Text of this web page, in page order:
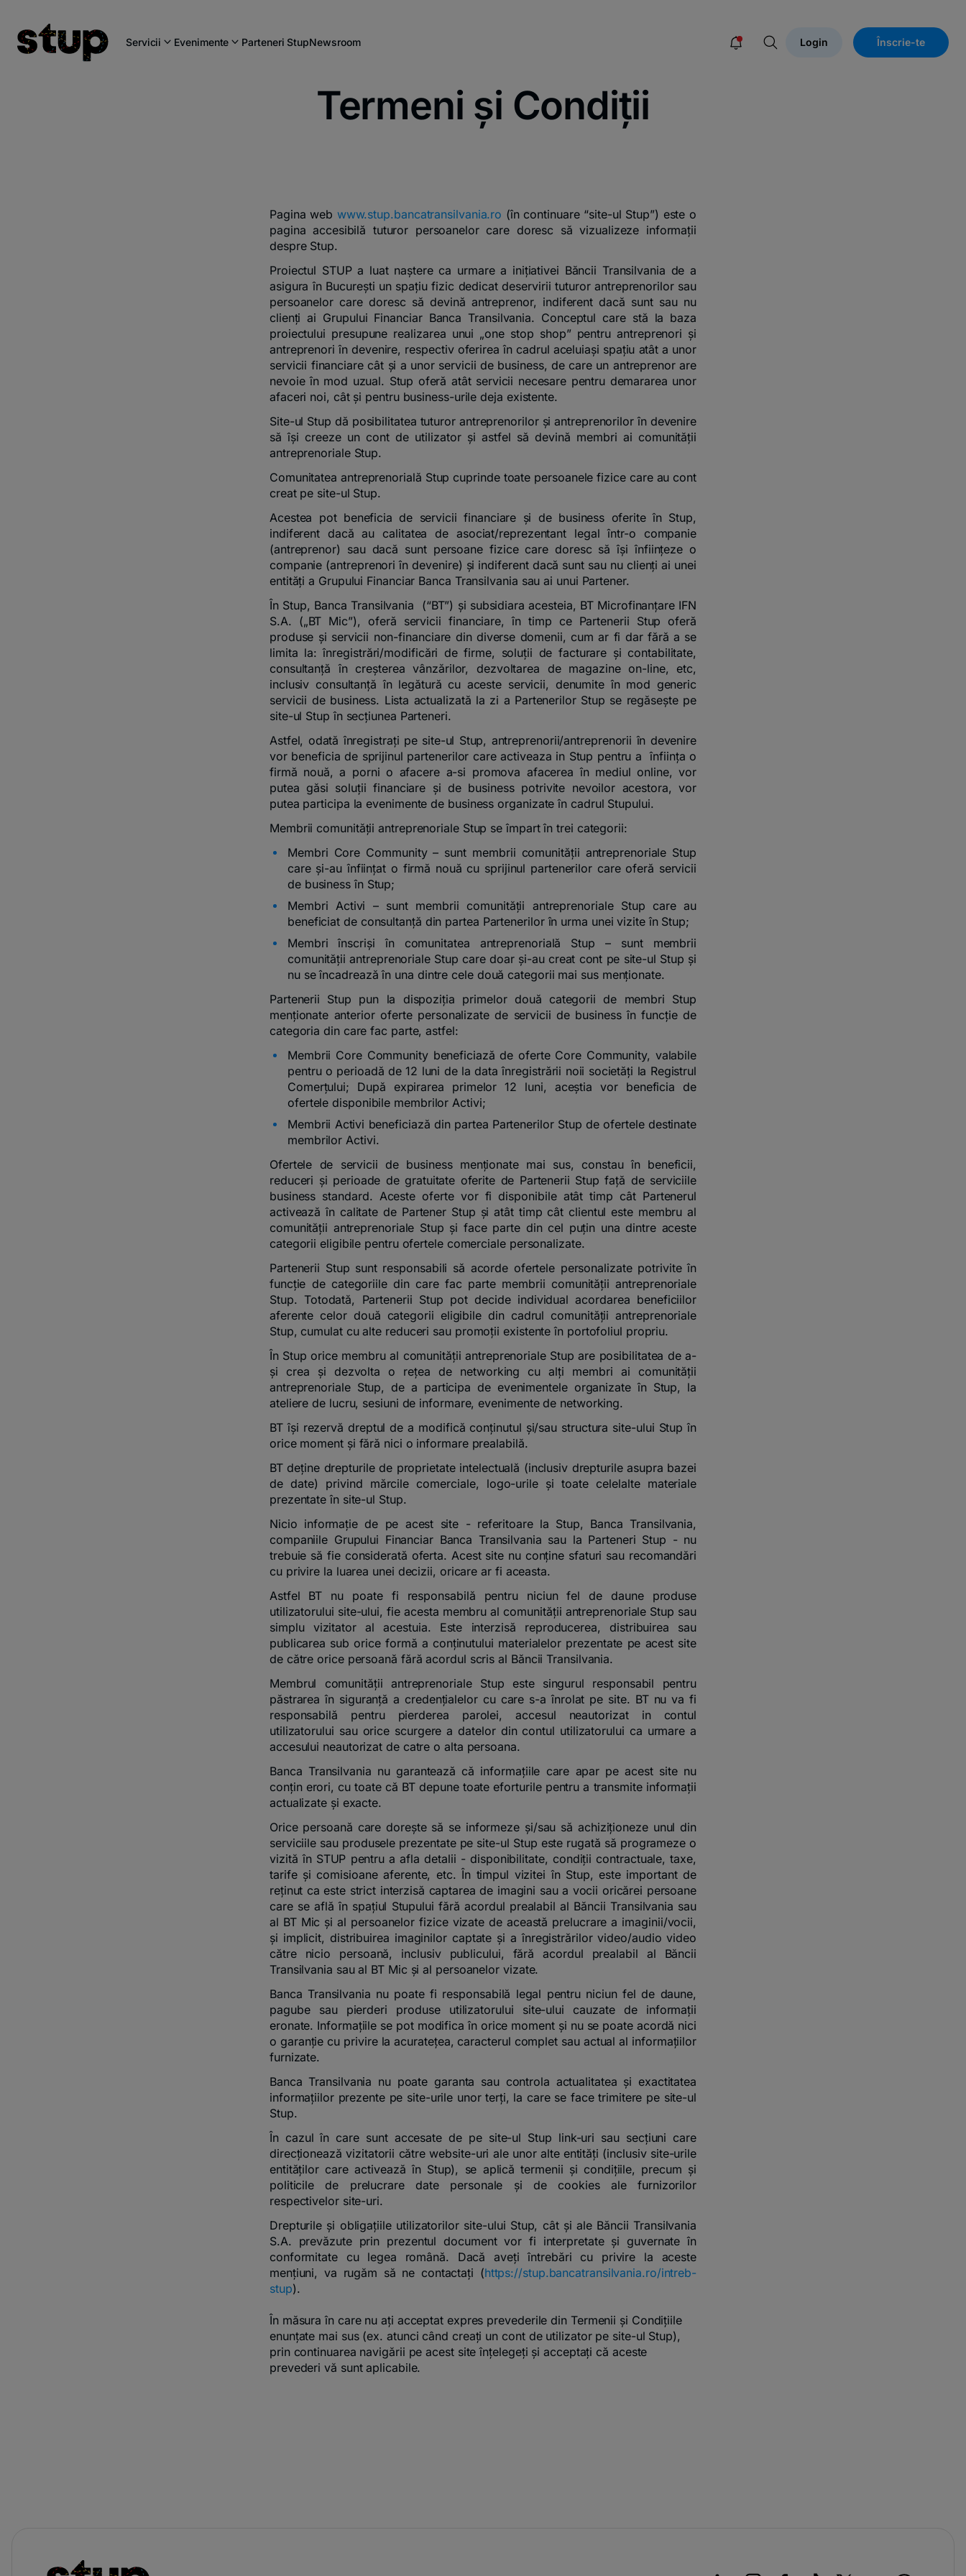
Servicii Evenimente Parteneri StupNewsroom Login Înscrie-te
Termeni și Condiții
Pagina web www.stup.bancatransilvania.ro (în continuare “site-ul Stup”) este o
pagina accesibilă tuturor persoanelor care doresc să vizualizeze informații
despre Stup.
Proiectul STUP a luat naștere ca urmare a inițiativei Băncii Transilvania de a
asigura în București un spațiu fizic dedicat deservirii tuturor antreprenorilor sau
persoanelor care doresc să devină antreprenor, indiferent dacă sunt sau nu
clienți ai Grupului Financiar Banca Transilvania. Conceptul care stă la baza
proiectului presupune realizarea unui „one stop shop” pentru antreprenori și
antreprenori în devenire, respectiv oferirea în cadrul aceluiași spațiu atât a unor
servicii financiare cât și a unor servicii de business, de care un antreprenor are
nevoie în mod uzual. Stup oferă atât servicii necesare pentru demararea unor
afaceri noi, cât și pentru business-urile deja existente.
Site-ul Stup dă posibilitatea tuturor antreprenorilor și antreprenorilor în devenire
să își creeze un cont de utilizator și astfel să devină membri ai comunității
antreprenoriale Stup.
Comunitatea antreprenorială Stup cuprinde toate persoanele fizice care au cont
creat pe site-ul Stup.
Acestea pot beneficia de servicii financiare și de business oferite în Stup,
indiferent dacă au calitatea de asociat/reprezentant legal într-o companie
(antreprenor) sau dacă sunt persoane fizice care doresc să își înființeze o
companie (antreprenori în devenire) și indiferent dacă sunt sau nu clienți ai unei
entități a Grupului Financiar Banca Transilvania sau ai unui Partener.
În Stup, Banca Transilvania (“BT”) și subsidiara acesteia, BT Microfinanțare IFN
S.A. („BT Mic”), oferă servicii financiare, în timp ce Partenerii Stup oferă
produse și servicii non-financiare din diverse domenii, cum ar fi dar fără a se
limita la: înregistrări/modificări de firme, soluții de facturare și contabilitate,
consultanță în creșterea vânzărilor, dezvoltarea de magazine on-line, etc,
inclusiv consultanță în legătură cu aceste servicii, denumite în mod generic
servicii de business. Lista actualizată la zi a Partenerilor Stup se regăsește pe
site-ul Stup în secțiunea Parteneri.
Astfel, odată înregistrați pe site-ul Stup, antreprenorii/antreprenorii în devenire
vor beneficia de sprijinul partenerilor care activeaza in Stup pentru a înființa o
firmă nouă, a porni o afacere a-si promova afacerea în mediul online, vor
putea găsi soluții financiare și de business potrivite nevoilor acestora, vor
putea participa la evenimente de business organizate în cadrul Stupului.
Membrii comunității antreprenoriale Stup se împart în trei categorii:
Membri Core Community – sunt membrii comunității antreprenoriale Stup
care și-au înființat o firmă nouă cu sprijinul partenerilor care oferă servicii
de business în Stup;
Membri Activi – sunt membrii comunității antreprenoriale Stup care au
beneficiat de consultanță din partea Partenerilor în urma unei vizite în Stup;
Membri înscriși în comunitatea antreprenorială Stup – sunt membrii
comunității antreprenoriale Stup care doar și-au creat cont pe site-ul Stup și
nu se încadrează în una dintre cele două categorii mai sus menționate.
Partenerii Stup pun la dispoziția primelor două categorii de membri Stup
menționate anterior oferte personalizate de servicii de business în funcție de
categoria din care fac parte, astfel:
Membrii Core Community beneficiază de oferte Core Community, valabile
pentru o perioadă de 12 luni de la data înregistrării noii societăți la Registrul
Comerțului; După expirarea primelor 12 luni, aceștia vor beneficia de
ofertele disponibile membrilor Activi;
Membrii Activi beneficiază din partea Partenerilor Stup de ofertele destinate
membrilor Activi.
Ofertele de servicii de business menționate mai sus, constau în beneficii,
reduceri și perioade de gratuitate oferite de Partenerii Stup față de serviciile
business standard. Aceste oferte vor fi disponibile atât timp cât Partenerul
activează în calitate de Partener Stup și atât timp cât clientul este membru al
comunității antreprenoriale Stup și face parte din cel puțin una dintre aceste
categorii eligibile pentru ofertele comerciale personalizate.
Partenerii Stup sunt responsabili să acorde ofertele personalizate potrivite în
funcție de categoriile din care fac parte membrii comunității antreprenoriale
Stup. Totodată, Partenerii Stup pot decide individual acordarea beneficiilor
aferente celor două categorii eligibile din cadrul comunității antreprenoriale
Stup, cumulat cu alte reduceri sau promoții existente în portofoliul propriu.
În Stup orice membru al comunității antreprenoriale Stup are posibilitatea de a-
și crea și dezvolta o rețea de networking cu alți membri ai comunității
antreprenoriale Stup, de a participa de evenimentele organizate în Stup, la
ateliere de lucru, sesiuni de informare, evenimente de networking.
BT își rezervă dreptul de a modifică conținutul și/sau structura site-ului Stup în
orice moment și fără nici o informare prealabilă.
BT deține drepturile de proprietate intelectuală (inclusiv drepturile asupra bazei
de date) privind mărcile comerciale, logo-urile și toate celelalte materiale
prezentate în site-ul Stup.
Nicio informație de pe acest site - referitoare la Stup, Banca Transilvania,
companiile Grupului Financiar Banca Transilvania sau la Parteneri Stup - nu
trebuie să fie considerată oferta. Acest site nu conține sfaturi sau recomandări
cu privire la luarea unei decizii, oricare ar fi aceasta.
Astfel BT nu poate fi responsabilă pentru niciun fel de daune produse
utilizatorului site-ului, fie acesta membru al comunității antreprenoriale Stup sau
simplu vizitator al acestuia. Este interzisă reproducerea, distribuirea sau
publicarea sub orice formă a conținutului materialelor prezentate pe acest site
de către orice persoană fără acordul scris al Băncii Transilvania.
Membrul comunității antreprenoriale Stup este singurul responsabil pentru
păstrarea în siguranță a credențialelor cu care s-a înrolat pe site. BT nu va fi
responsabilă pentru pierderea parolei, accesul neautorizat in contul
utilizatorului sau orice scurgere a datelor din contul utilizatorului ca urmare a
accesului neautorizat de catre o alta persoana.
Banca Transilvania nu garantează că informațiile care apar pe acest site nu
conțin erori, cu toate că BT depune toate eforturile pentru a transmite informații
actualizate și exacte.
Orice persoană care dorește să se informeze și/sau să achiziționeze unul din
serviciile sau produsele prezentate pe site-ul Stup este rugată să programeze o
vizită în STUP pentru a afla detalii - disponibilitate, condiții contractuale, taxe,
tarife și comisioane aferente, etc. În timpul vizitei în Stup, este important de
reținut ca este strict interzisă captarea de imagini sau a vocii oricărei persoane
care se află în spațiul Stupului fără acordul prealabil al Băncii Transilvania sau
al BT Mic și al persoanelor fizice vizate de această prelucrare a imaginii/vocii,
și implicit, distribuirea imaginilor captate și a înregistrărilor video/audio video
către nicio persoană, inclusiv publicului, fără acordul prealabil al Băncii
Transilvania sau al BT Mic și al persoanelor vizate.
Banca Transilvania nu poate fi responsabilă legal pentru niciun fel de daune,
pagube sau pierderi produse utilizatorului site-ului cauzate de informații
eronate. Informațiile se pot modifica în orice moment și nu se poate acordă nici
o garanție cu privire la acuratețea, caracterul complet sau actual al informațiilor
furnizate.
Banca Transilvania nu poate garanta sau controla actualitatea și exactitatea
informațiilor prezente pe site-urile unor terți, la care se face trimitere pe site-ul
Stup.
În cazul în care sunt accesate de pe site-ul Stup link-uri sau secțiuni care
direcționează vizitatorii către website-uri ale unor alte entități (inclusiv site-urile
entităților care activează în Stup), se aplică termenii și condițiile, precum și
politicile de prelucrare date personale și de cookies ale furnizorilor
respectivelor site-uri.
Drepturile și obligațiile utilizatorilor site-ului Stup, cât și ale Băncii Transilvania
S.A. prevăzute prin prezentul document vor fi interpretate și guvernate în
conformitate cu legea română. Dacă aveți întrebări cu privire la aceste
mențiuni, va rugăm să ne contactați (https://stup.bancatransilvania.ro/intreb-
stup).
În măsura în care nu ați acceptat expres prevederile din Termenii și Condițiile
enunțate mai sus (ex. atunci când creați un cont de utilizator pe site-ul Stup),
prin continuarea navigării pe acest site înțelegeți și acceptați că aceste
prevederi vă sunt aplicabile.